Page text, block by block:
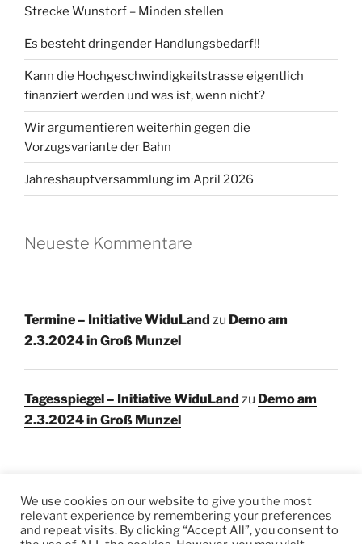
Strecke Wunstorf – Minden stellen
Es besteht dringender Handlungsbedarf!!
Kann die Hochgeschwindigkeitstrasse eigentlich
finanziert werden und was ist, wenn nicht?
Wir argumentieren weiterhin gegen die
Vorzugsvariante der Bahn
Jahreshauptversammlung im April 2026
Neueste Kommentare
Termine – Initiative WiduLand zu Demo am
2.3.2024 in Groß Munzel
Tagesspiegel – Initiative WiduLand zu Demo am
2.3.2024 in Groß Munzel
FacebookInstagram
E-
We use cookies on our website to give you the most
relevant experience by remembering your preferences
and repeat visits. By clicking “Accept All”, you consent to